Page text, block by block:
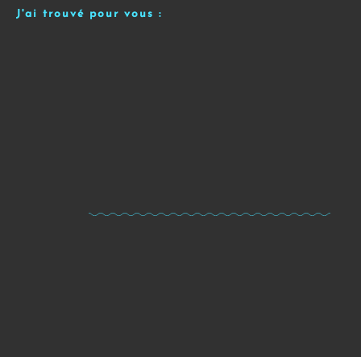
J'ai trouvé pour vous :